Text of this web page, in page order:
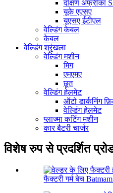
दक्षिण अफ्रीका
यूके एएसए
यूएसए ईटीएल
वेल्डिंग केबल
केबल
वेल्डिंग श्रृंखला
वेल्डिंग मशीन
मिग
एमएमए
छूत
वेल्डिंग हेलमेट
ऑटो डार्कनिंग
वेल्डिंग हेलमेट
प्लाज्मा कटिंग मशीन
कार बैटरी चार्जर
विशेष रुप से प्रदर्शित
फैक्टरी गर्म बेच